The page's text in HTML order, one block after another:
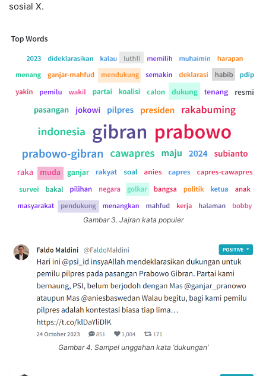
sosial X.
Gambar 3. Jajran kata populer
Gambar 4. Sampel unggahan kata ‘dukungan’